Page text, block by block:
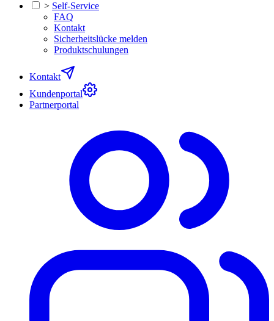
> Self-Service
FAQ
Kontakt
Sicherheitslücke melden
Produktschulungen
Kontakt
Kundenportal
Partnerportal